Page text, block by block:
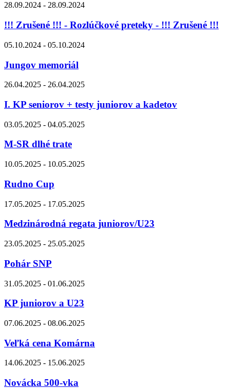
28.09.2024 - 28.09.2024
!!! Zrušené !!! - Rozlúčkové preteky - !!! Zrušené !!!
05.10.2024 - 05.10.2024
Jungov memoriál
26.04.2025 - 26.04.2025
I. KP seniorov + testy juniorov a kadetov
03.05.2025 - 04.05.2025
M-SR dlhé trate
10.05.2025 - 10.05.2025
Rudno Cup
17.05.2025 - 17.05.2025
Medzinárodná regata juniorov/U23
23.05.2025 - 25.05.2025
Pohár SNP
31.05.2025 - 01.06.2025
KP juniorov a U23
07.06.2025 - 08.06.2025
Veľká cena Komárna
14.06.2025 - 15.06.2025
Novácka 500-vka